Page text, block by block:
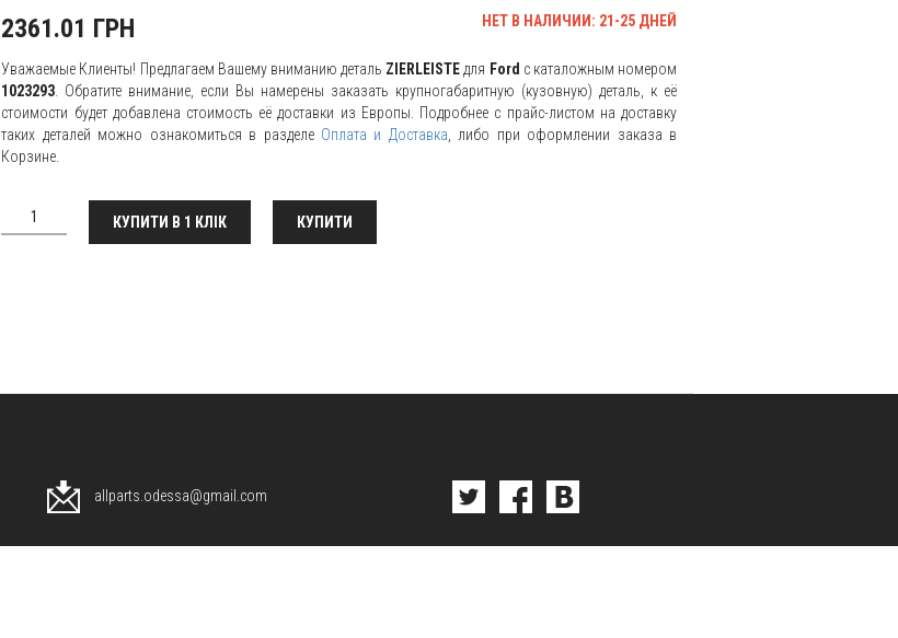
2361.01 ГРН НЕТ В НАЛИЧИИ: 21-25 ДНЕЙ
Уважаемые Клиенты! Предлагаем Вашему вниманию деталь ZIERLEISTE для Ford с каталожным номером
1023293 . Обратите внимание, если Вы намерены заказать крупногабаритную (кузовную) деталь, к её
стоимости будет добавлена стоимость её доставки из Европы. Подробнее с прайс-листом на доставку
таких деталей можно ознакомиться в разделе Оплата и Доставка , либо при оформлении заказа в
Корзине.
КУПИТИ В 1 КЛІК КУПИТИ
allparts.odessa@gmail.com